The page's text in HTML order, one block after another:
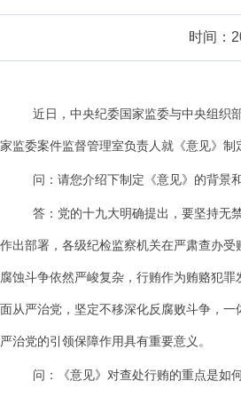
时间：
近日，中央纪委国家监委与中央组织
家监委案件监督管理室负责人就《意见》制
问：请您介绍下制定《意见》的背景
答：党的十九大明确提出，要坚持无
作出部署，各级纪检监察机关在严肃查办
腐蚀斗争依然严峻复杂，行贿作为贿赂犯
面从严治党，坚定不移深化反腐败斗争，
严治党的引领保障作用具有重要意义。
问：《意见》对查处行贿的重点是如